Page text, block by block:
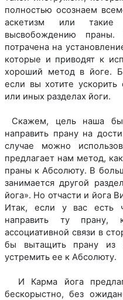
полностью осознаем
аскетизм или такие
высвобождению
потрачена на
которые и приводят к
хороший метод в йоге.
если вы хотите ускорить
или иных разделах йоги.
Скажем, цель наша
направить прану на
случае можно
предлагает нам метод,
праны к Абсолюту. В
занимается другой
йога». Но отчасти и йога
Итак, если у вас есть
направить ту прану,
ассоциативной связи в
бы вытащить прану из
устремить ее к Абсолюту.
И Карма йога
бескорыстно, без